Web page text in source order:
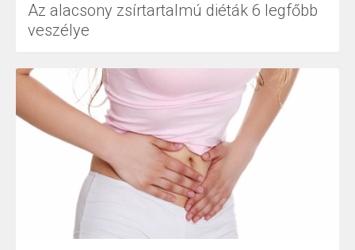
Az alacsony zsírtartalmú diéták 6 legfőbb
veszélye